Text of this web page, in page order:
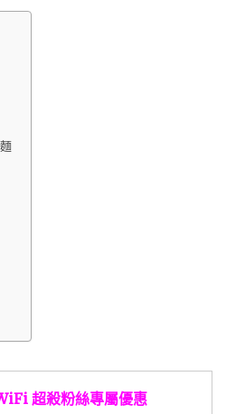
超殺粉絲專屬優惠